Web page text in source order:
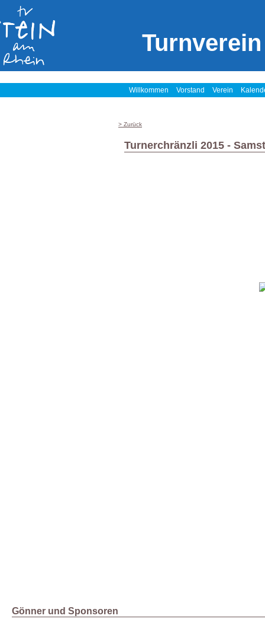
Willkommen Vorstand Verein
> Zurück
Turnerchränzli 2015 -
Gönner und Sponsoren